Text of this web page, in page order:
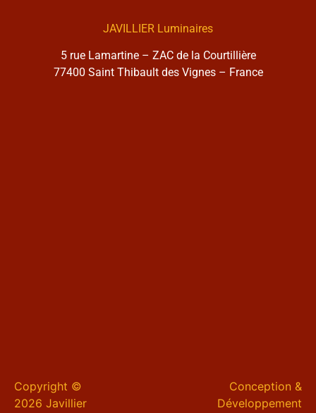
JAVILLIER Luminaires
5 rue Lamartine – ZAC de la Courtillière
77400 Saint Thibault des Vignes – France
Copyright ©
2026 Javillier
Conception &
Développement